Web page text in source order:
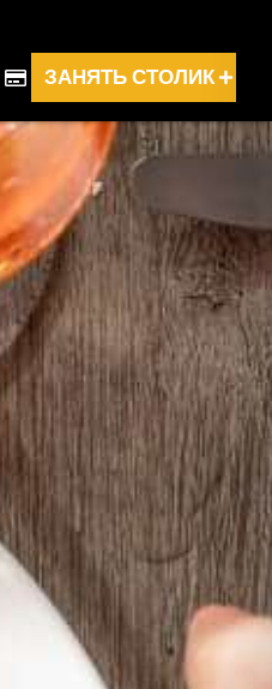
ЗАНЯТЬ СТОЛИК